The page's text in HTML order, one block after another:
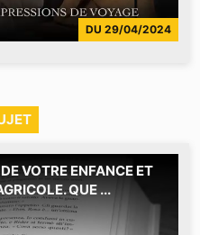
DU 29/04/2024
VOTRE ENFANCE ET
QUE ...